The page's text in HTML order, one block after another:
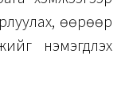
өөрөөр
нэмэгдүүлэх